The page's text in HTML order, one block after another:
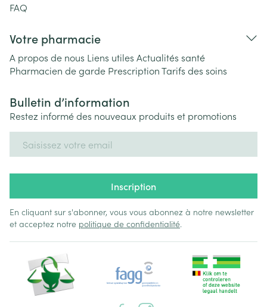
FAQ
Votre pharmacie
A propos de nous Liens utiles Actualités santé
Pharmacien de garde PrescriptionTarifs des soins
Bulletin d’information
Restez informé des nouveaux produits et promotions
Inscription
En cliquant sur s'abonner, vous vous abonnez à notre newsletter
et acceptez notre politique de confidentialité.